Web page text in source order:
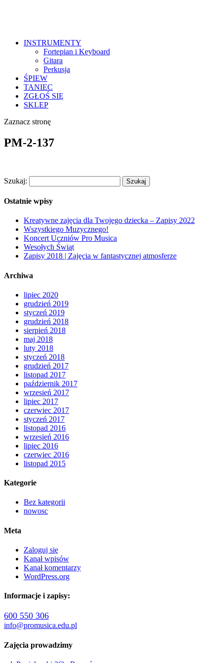
INSTRUMENTY
Fortepian i Keyboard
Gitara
Perkusja
ŚPIEW
TANIEC
ZGŁOŚ SIĘ
SKLEP
Zaznacz stronę
PM-2-137
Szukaj:
Ostatnie wpisy
Kreatywne zajęcia dla Twojego dziecka – Zapisy 2022
Wszystkiego Muzycznego!
Koncert Uczniów Pro Musica
Wesołych Świąt
Zapisy 2018 | Zajęcia w fantastycznej atmosferze
Archiwa
lipiec 2020
grudzień 2019
styczeń 2019
grudzień 2018
sierpień 2018
maj 2018
luty 2018
styczeń 2018
grudzień 2017
listopad 2017
październik 2017
wrzesień 2017
lipiec 2017
czerwiec 2017
styczeń 2017
listopad 2016
wrzesień 2016
lipiec 2016
czerwiec 2016
listopad 2015
Kategorie
Bez kategorii
nowosc
Meta
Zaloguj się
Kanał wpisów
Kanał komentarzy
WordPress.org
Informacje i zapisy:
600 550 306
info@promusica.edu.pl
Zajęcia prowadzimy